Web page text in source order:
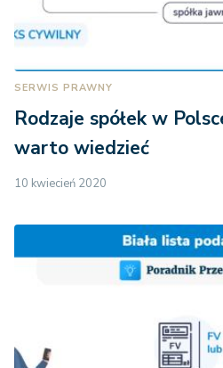
SERWIS PRAWNY
Rodzaje spółek w
warto wiedzieć
10 kwiecień 2020